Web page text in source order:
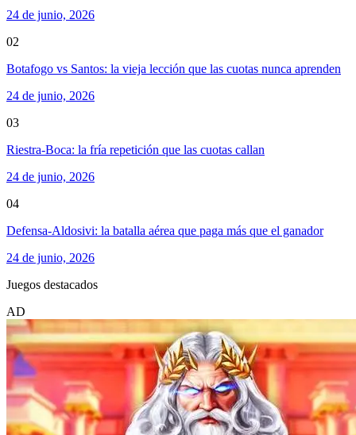
24 de junio, 2026
02
Botafogo vs Santos: la vieja lección que las cuotas nunca aprenden
24 de junio, 2026
03
Riestra-Boca: la fría repetición que las cuotas callan
24 de junio, 2026
04
Defensa-Aldosivi: la batalla aérea que paga más que el ganador
24 de junio, 2026
Juegos destacados
AD